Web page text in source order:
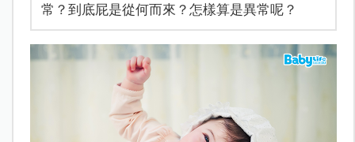
常？到底屁是從何而來？怎樣算是異常呢？